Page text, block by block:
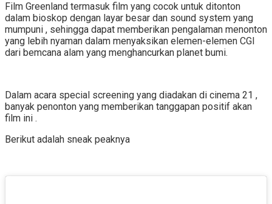
Film Greenland termasuk film yang cocok untuk ditonton
dalam bioskop dengan layar besar dan sound system yang
mumpuni , sehingga dapat memberikan pengalaman menonton
yang lebih nyaman dalam menyaksikan elemen-elemen CGI
dari bemcana alam yang menghancurkan planet bumi.
Dalam acara special screening yang diadakan di cinema 21 ,
banyak penonton yang memberikan tanggapan positif akan
film ini .
Berikut adalah sneak peaknya